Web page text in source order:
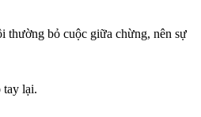
thường bỏ cuộc giữa chừng, nên sự
tay lại.